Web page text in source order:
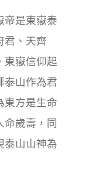
帝是東嶽泰
君、天齊
東嶽信仰起
泰山作為君
東方是生命
命歲壽，同
泰山山神為